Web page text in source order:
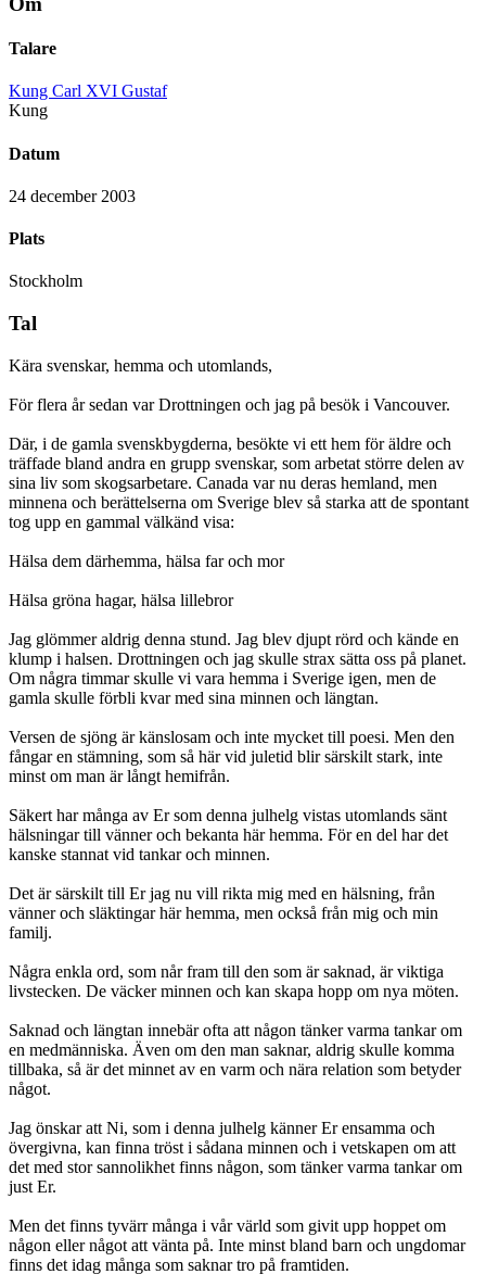
Talare
Kung Carl XVI Gustaf
Kung
Datum
24 december 2003
Plats
Stockholm
Tal
Kära svenskar, hemma och utomlands,
För flera år sedan var Drottningen och jag på besök i Vancouver.
Där, i de gamla svenskbygderna, besökte vi ett hem för äldre och
träffade bland andra en grupp svenskar, som arbetat större delen av
sina liv som skogsarbetare. Canada var nu deras hemland, men
minnena och berättelserna om Sverige blev så starka att de spontant
tog upp en gammal välkänd visa:
Hälsa dem därhemma, hälsa far och mor
Hälsa gröna hagar, hälsa lillebror
Jag glömmer aldrig denna stund. Jag blev djupt rörd och kände en
klump i halsen. Drottningen och jag skulle strax sätta oss på planet.
Om några timmar skulle vi vara hemma i Sverige igen, men de
gamla skulle förbli kvar med sina minnen och längtan.
Versen de sjöng är känslosam och inte mycket till poesi. Men den
fångar en stämning, som så här vid juletid blir särskilt stark, inte
minst om man är långt hemifrån.
Säkert har många av Er som denna julhelg vistas utomlands sänt
hälsningar till vänner och bekanta här hemma. För en del har det
kanske stannat vid tankar och minnen.
Det är särskilt till Er jag nu vill rikta mig med en hälsning, från
vänner och släktingar här hemma, men också från mig och min
familj.
Några enkla ord, som når fram till den som är saknad, är viktiga
livstecken. De väcker minnen och kan skapa hopp om nya möten.
Saknad och längtan innebär ofta att någon tänker varma tankar om
en medmänniska. Även om den man saknar, aldrig skulle komma
tillbaka, så är det minnet av en varm och nära relation som betyder
något.
Jag önskar att Ni, som i denna julhelg känner Er ensamma och
övergivna, kan finna tröst i sådana minnen och i vetskapen om att
det med stor sannolikhet finns någon, som tänker varma tankar om
just Er.
Men det finns tyvärr många i vår värld som givit upp hoppet om
någon eller något att vänta på. Inte minst bland barn och ungdomar
finns det idag många som saknar tro på framtiden.